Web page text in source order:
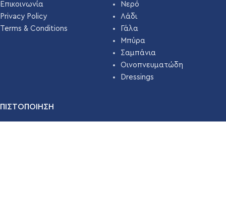
Επικοινωνία
Privacy Policy
Terms & Conditions
Νερό
Λάδι
Γάλα
Μπύρα
Σαμπάνια
Οινοπνευματώδη
Dressings
ΠΙΣΤΟΠΟΙΗΣΗ